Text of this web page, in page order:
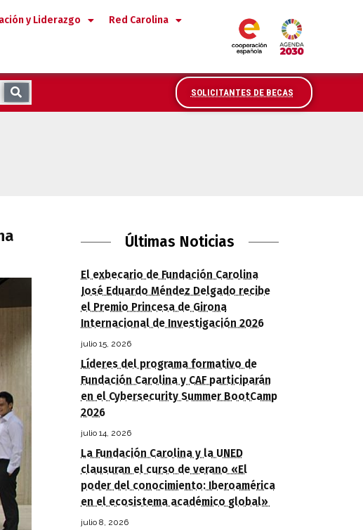
y Liderazgo Red Carolina
SOLICITANTES DE BECAS
Últimas Noticias
El exbecario de Fundación Carolina
José Eduardo Méndez Delgado recibe
el Premio Princesa de Girona
Internacional de Investigación 2026
julio 15, 2026
Líderes del programa formativo de
Fundación Carolina y CAF participarán
en el Cybersecurity Summer BootCamp
2026
julio 14, 2026
La Fundación Carolina y la UNED
clausuran el curso de verano «El
poder del conocimiento: Iberoamérica
en el ecosistema académico global»
julio 8, 2026